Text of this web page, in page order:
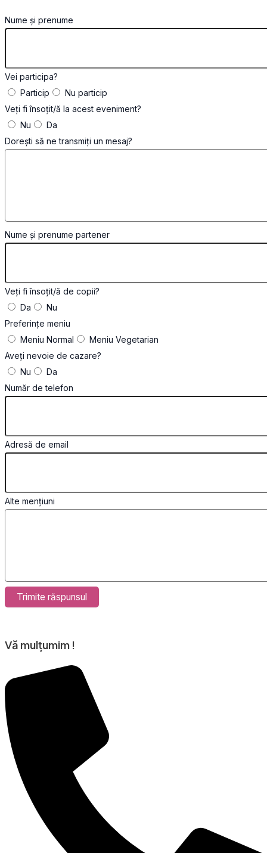
Nume și prenume
Vei participa?
Particip
Nu particip
Veți fi însoțit/ă la acest eveniment?
Nu
Da
Dorești să ne transmiți un mesaj?
Nume și prenume partener
Veți fi însoțit/ă de copii?
Da
Nu
Preferințe meniu
Meniu Normal
Meniu Vegetarian
Aveți nevoie de cazare?
Nu
Da
Număr de telefon
Adresă de email
Alte mențiuni
Trimite răspunsul
Vă mulțumim !